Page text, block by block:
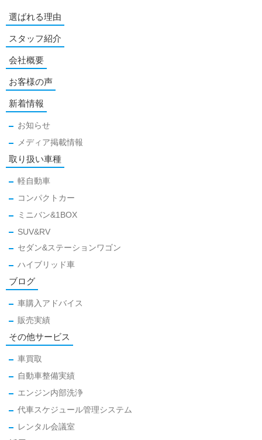
選ばれる理由
スタッフ紹介
会社概要
お客様の声
新着情報
お知らせ
メディア掲載情報
取り扱い車種
軽自動車
コンパクトカー
ミニバン&1BOX
SUV&RV
セダン&ステーションワゴン
ハイブリッド車
ブログ
車購入アドバイス
販売実績
その他サービス
車買取
自動車整備実績
エンジン内部洗浄
代車スケジュール管理システム
レンタル会議室